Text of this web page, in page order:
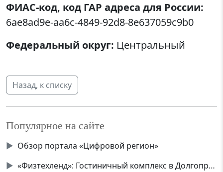
ФИАС-код, код ГАР адреса для России:
6ae8ad9e-aa6c-4849-92d8-8e637059c9b0
Федеральный округ: Центральный
Назад, к списку
Популярное на сайте
▶ Обзор портала «Цифровой регион»
▶
«Физтехленд»: Гостиничный комплекс в Долгопрудном